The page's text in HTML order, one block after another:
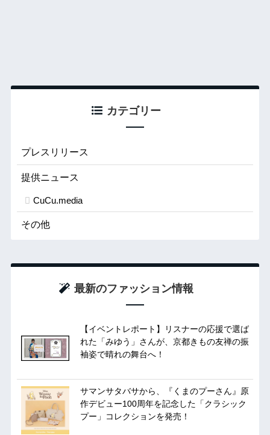
カテゴリー
プレスリリース
提供ニュース
CuCu.media
その他
最新のファッション情報
【イベントレポート】リスナーの応援で選ば
れた「みゆう」さんが、京都きもの友禅の振
袖姿で晴れの舞台へ！
サマンサタバサから、『くまのプーさん』原
作デビュー100周年を記念した「クラシック
プー」コレクションを発売！